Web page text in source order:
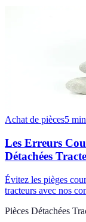
Achat de pièces5 min
Les Erreurs
Détachées
Évitez les pièges
tracteurs avec nos
Pièces Détachées